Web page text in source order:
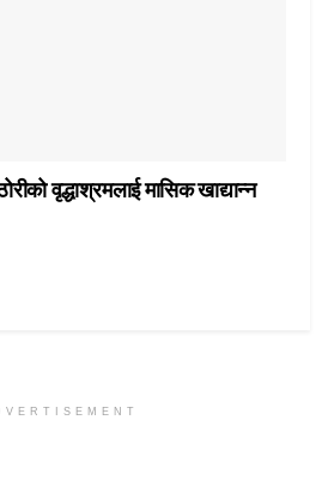
वृद्धाश्रमलाई मासिक खाद्यान्न